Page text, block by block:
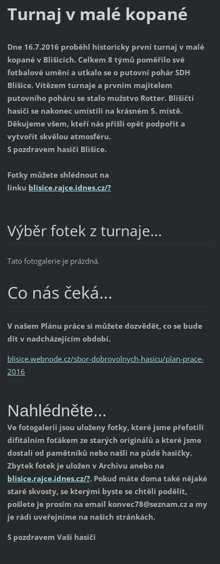
Turnaj v malé kopané
Dne 16.7.2016 proběhl historicky první turnaj v malé
kopané v Blišicích. Celkem 8 týmů poměřilo své
fotbalové umění a utkalo se o putovní pohár SDH
Blišice. Vítězem turnaje a prvním majitelem
putovního poháru se stalo mužstvo Rotter. Blišičtí
hasiči se nakonec umístili na krásném 5. místě.
Děkujeme všem, kteří nás přišli opět podpořit a
vytvořit skvělou atmosféru.
S pozdravem hasiči Blišice.
Fotky můžete shlédnout na
linku blisice.rajce.idnes.cz/?
Výběr fotek z turnaje...
Tato fotogalerie je prázdná.
Co nás čeká...
V našem Plánu práce si můžete dozvědět, co se bude
dít v nadcházejícím období.
blisice.webnode.cz/sbor-dobrovolnych-hasicu/plan-prace-
2016
Nahlédněte...
Ve fotogalerii jsou uloženy fotky, které jsme přefotili
difitálním foťákem ze starých originálů a které jsme
dostali od pamětníků nebo našli na půdě hasičky.
Zbytek fotek je uložen v Archivu anebo na
blisice.rajce.idnes.cz/?. Pokud máte doma také nějaké
staré skvosty, se kterými byste se chtěli podělit,
pošlete je prosím na email konvec78@seznam.cz a my
je rádi uveřejníme na našich stránkách.
S pozdravem Vaši hasiči